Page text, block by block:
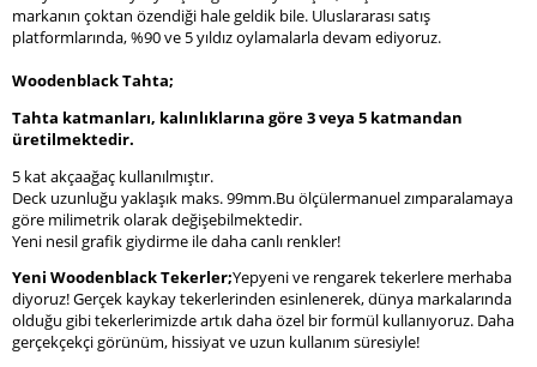
markanın çoktan özendiği hale geldik bile. Uluslararası satış
platformlarında, %90 ve 5 yıldız oylamalarla devam ediyoruz.
Woodenblack Tahta;
Tahta katmanları, kalınlıklarına göre 3 veya 5 katmandan
üretilmektedir.
5 kat akçaağaç kullanılmıştır.
Deck uzunluğu yaklaşık maks. 99mm.Bu ölçülermanuel zımparalamaya
göre milimetrik olarak değişebilmektedir.
Yeni nesil grafik giydirme ile daha canlı renkler!
Yeni Woodenblack Tekerler;Yepyeni ve rengarek tekerlere merhaba
diyoruz! Gerçek kaykay tekerlerinden esinlenerek, dünya markalarında
olduğu gibi tekerlerimizde artık daha özel bir formül kullanıyoruz. Daha
gerçekçekçi görünüm, hissiyat ve uzun kullanım süresiyle!